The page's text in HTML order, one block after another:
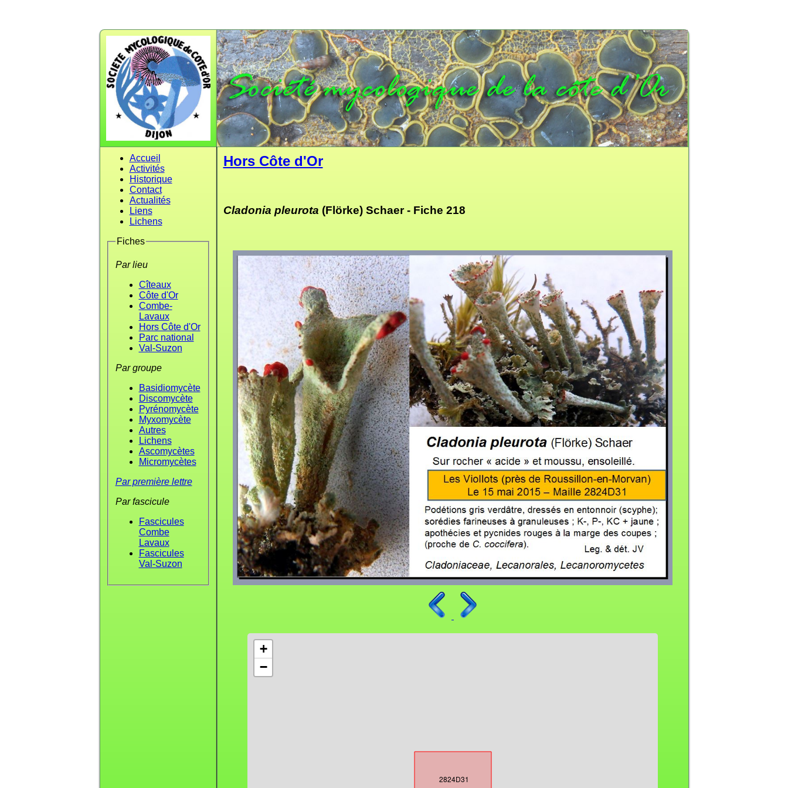
Accueil
Activités
Historique
Contact
Actualités
Liens
Lichens
Fiches
Par lieu
Cîteaux
Côte d'Or
Combe-
Lavaux
Hors Côte d'Or
Parc national
Val-Suzon
Par groupe
Basidiomycète
Discomycète
Pyrénomycète
Myxomycète
Autres
Lichens
Ascomycètes
Micromycètes
Par première lettre
Par fascicule
Fascicules
Combe
Lavaux
Fascicules
Val-Suzon
Hors Côte d'Or
Cladonia pleurota (Flörke) Schaer - Fiche 218
2824D31
+
−